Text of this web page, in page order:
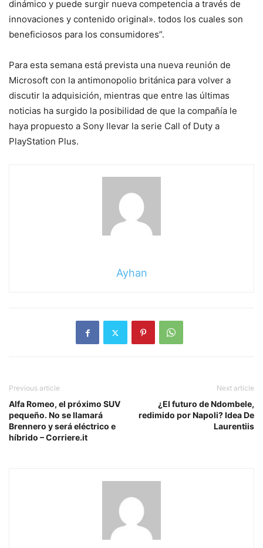
dinámico y puede surgir nueva competencia a través de
innovaciones y contenido original». todos los cuales son
beneficiosos para los consumidores”.
Para esta semana está prevista una nueva reunión de
Microsoft con la antimonopolio británica para volver a
discutir la adquisición, mientras que entre las últimas
noticias ha surgido la posibilidad de que la compañía le
haya propuesto a Sony llevar la serie Call of Duty a
PlayStation Plus.
Ayhan
Previous article
Alfa Romeo, el próximo SUV
pequeño. No se llamará
Brennero y será eléctrico e
híbrido – Corriere.it
Next article
¿El futuro de Ndombele,
redimido por Napoli? Idea De
Laurentiis